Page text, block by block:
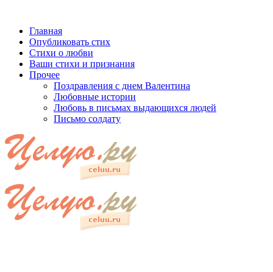
Главная
Опубликовать стих
Стихи о любви
Ваши стихи и признания
Прочее
Поздравления с днем Валентина
Любовные истории
Любовь в письмах выдающихся людей
Письмо солдату